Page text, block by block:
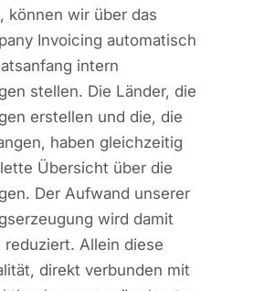
können wir über das
Invoicing automatisch
intern
stellen. Die Länder, die
erstellen und die, die
haben gleichzeitig
Übersicht über die
Der Aufwand unserer
wird damit
reduziert. Allein diese
direkt verbunden mit